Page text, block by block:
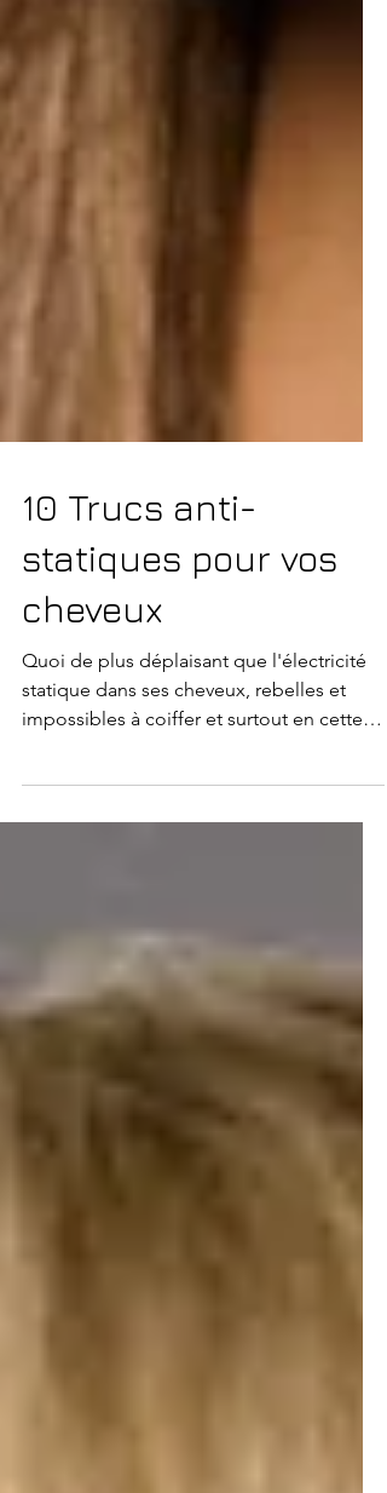
10 Trucs anti-
statiques pour vos
cheveux
Quoi de plus déplaisant que l'électricité
statique dans ses cheveux, rebelles et
période hiver